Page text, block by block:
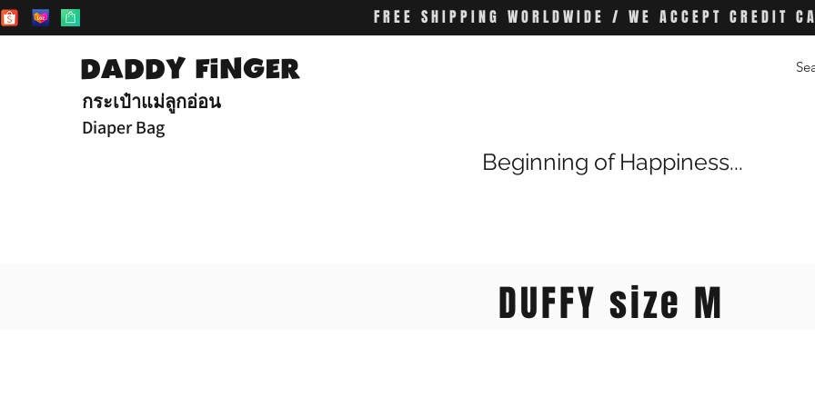
FREE SHIPPING WORLDWIDE / WE ACCEPT CREDIT
กระเป๋าแม่ลูกอ่อน
Diaper Bag
DADDY FiNGER
Beginning of Happiness...
DUFFY size M